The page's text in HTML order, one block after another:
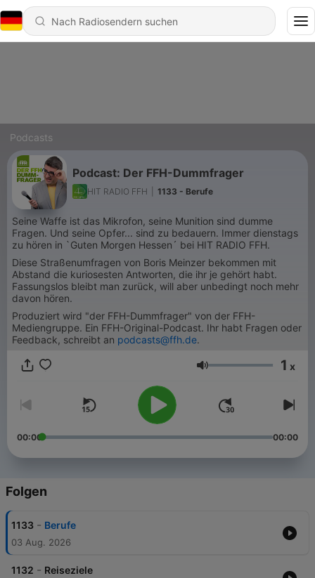
Podcasts
Podcast: Der FFH-Dummfrager
HIT RADIO FFH 1133 - Berufe
Seine Waffe ist das Mikrofon, seine Munition sind dumme
Fragen. Und seine Opfer... sind zu bedauern. Immer dienstags
zu hören in `Guten Morgen Hessen´ bei HIT RADIO FFH.
Diese Straßenumfragen von Boris Meinzer bekommen mit
Abstand die kuriosesten Antworten, die ihr je gehört habt.
Fassungslos bleibt man zurück, will aber unbedingt noch mehr
davon hören.
Produziert wird "der FFH-Dummfrager" von der FFH-
Mediengruppe. Ein FFH-Original-Podcast. Ihr habt Fragen oder
Feedback, schreibt an podcasts@ffh.de.
Lautstärke 1 x
00:00 00:00
Folgen
1133 - Berufe
03 Aug. 2026
1132 - Reiseziele